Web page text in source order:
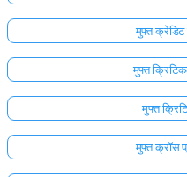
मुफ्त क्रेडिट
मुफ्त
मुफ्त
मुफ्त क्रॉस